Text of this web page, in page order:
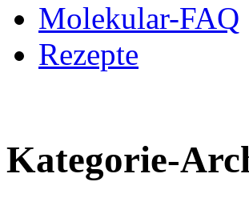
Molekular-FAQ
Rezepte
Kategorie-